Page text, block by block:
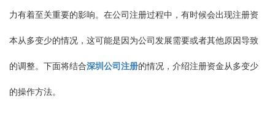
力有着至关重要的影响。在公司注册过程中，有时候会出现注册资
本从多变少的情况，这可能是因为公司发展需要或者其他原因导致
的调整。下面将结合深圳公司注册的情况，介绍注册资金从多变少
的操作方法。